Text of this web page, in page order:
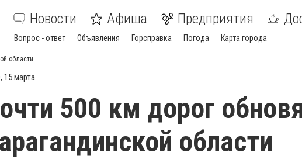
Новости Афиша Предприятия
Вопрос - ответ Объявления Горсправка Погода Карта города
области
15 марта
500 км дорог
области